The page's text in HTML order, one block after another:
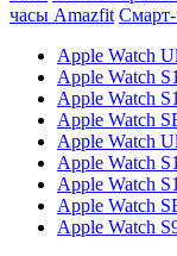
часы Amazfit
Apple Watch
Apple Watch
Apple Watch
Apple Watch
Apple Watch
Apple Watch
Apple Watch
Apple Watch
Apple Watch